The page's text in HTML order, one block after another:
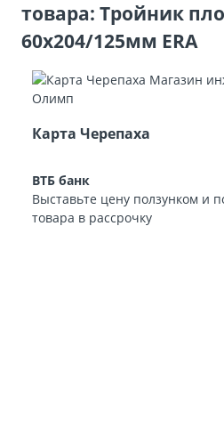
товара: Тройник
60х204/125мм ERA
Карта Черепаха
ВТБ банк
Выставьте цену ползунком и
товара в рассрочку